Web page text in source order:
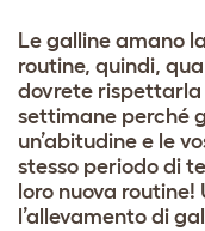
Le galline amano
routine, quindi,
dovrete rispettarla
settimane perché
un’abitudine e le
stesso periodo di
loro nuova
l’allevamento di